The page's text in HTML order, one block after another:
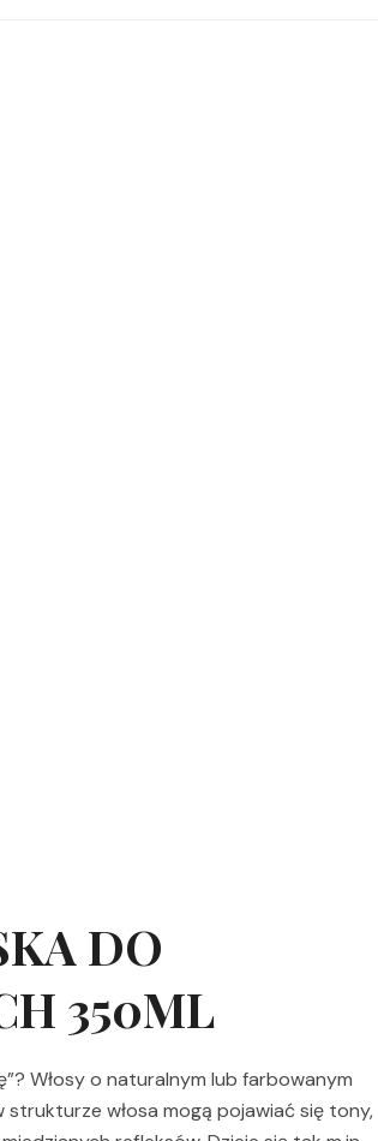
DO
350ML
Włosy o naturalnym lub farbowanym
włosa mogą pojawiać się tony,